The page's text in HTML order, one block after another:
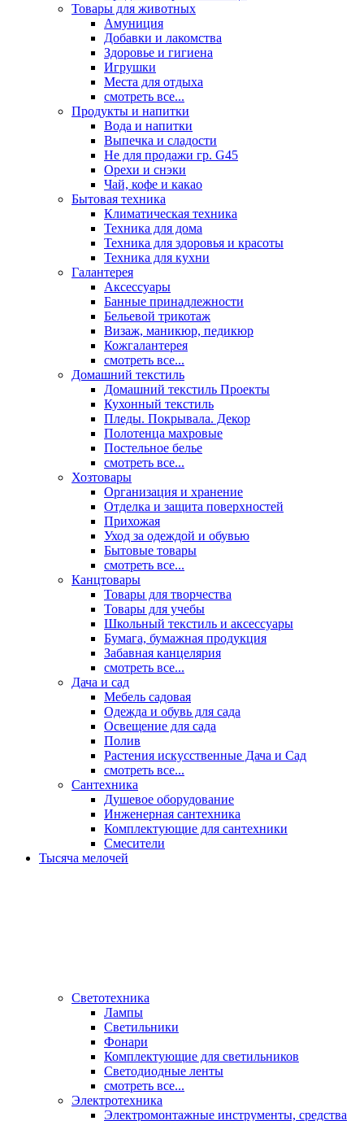
Товары для животных
Амуниция
Добавки и лакомства
Здоровье и гигиена
Игрушки
Места для отдыха
смотреть все...
Продукты и напитки
Вода и напитки
Выпечка и сладости
Не для продажи гр. G45
Орехи и снэки
Чай, кофе и какао
Бытовая техника
Климатическая техника
Техника для дома
Техника для здоровья и красоты
Техника для кухни
Галантерея
Аксессуары
Банные принадлежности
Бельевой трикотаж
Визаж, маникюр, педикюр
Кожгалантерея
смотреть все...
Домашний текстиль
Домашний текстиль Проекты
Кухонный текстиль
Пледы. Покрывала. Декор
Полотенца махровые
Постельное белье
смотреть все...
Хозтовары
Организация и хранение
Отделка и защита поверхностей
Прихожая
Уход за одеждой и обувью
Бытовые товары
смотреть все...
Канцтовары
Товары для творчества
Товары для учебы
Школьный текстиль и аксессуары
Бумага, бумажная продукция
Забавная канцелярия
смотреть все...
Дача и сад
Мебель садовая
Одежда и обувь для сада
Освещение для сада
Полив
Растения искусственные Дача и Сад
смотреть все...
Сантехника
Душевое оборудование
Инженерная сантехника
Комплектующие для сантехники
Смесители
Тысяча мелочей
Светотехника
Лампы
Светильники
Фонари
Комплектующие для светильников
Светодиодные ленты
смотреть все...
Электротехника
Электромонтажные инструменты, средства